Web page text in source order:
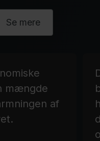
Se mere
mængde
af